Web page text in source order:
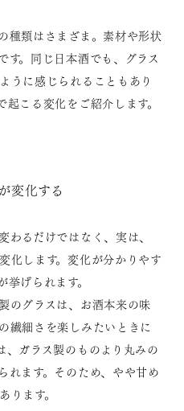
種類はさまざま。素材や形状
す。同じ日本酒でも、グラス
うに感じられることもあり
こる変化をご紹介します。
変化する
わるだけではなく、実は、
化します。変化が分かりやす
げられます。
のグラスは、お酒本来の味
繊細さを楽しみたいときに
、ガラス製のものより丸みの
れます。そのため、やや甘め
ります。